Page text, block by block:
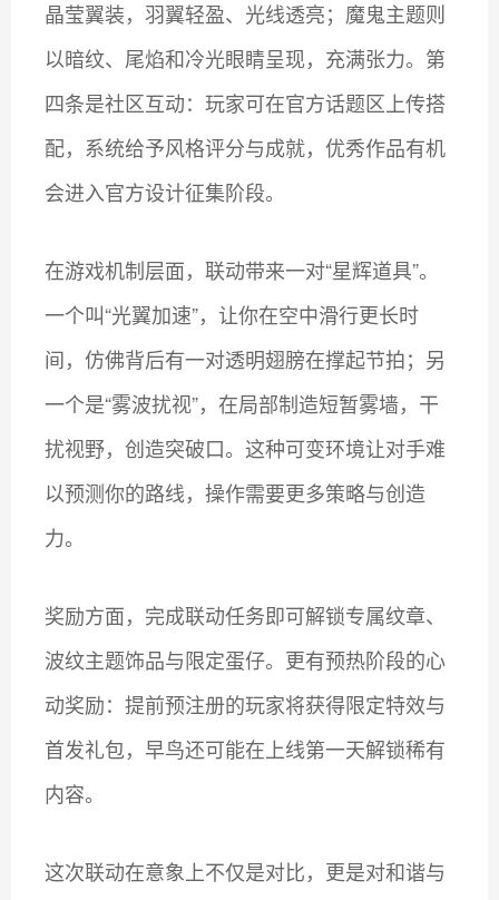
晶莹翼装，羽翼轻盈、光线透亮；魔鬼主题则
以暗纹、尾焰和冷光眼睛呈现，充满张力。第
四条是社区互动：玩家可在官方话题区上传搭
配，系统给予风格评分与成就，优秀作品有机
会进入官方设计征集阶段。
在游戏机制层面，联动带来一对“星辉道具”。
一个叫“光翼加速”，让你在空中滑行更长时
间，仿佛背后有一对透明翅膀在撑起节拍；另
一个是“雾波扰视”，在局部制造短暂雾墙，干
扰视野，创造突破口。这种可变环境让对手难
以预测你的路线，操作需要更多策略与创造
力。
奖励方面，完成联动任务即可解锁专属纹章、
波纹主题饰品与限定蛋仔。更有预热阶段的心
动奖励：提前预注册的玩家将获得限定特效与
首发礼包，早鸟还可能在上线第一天解锁稀有
内容。
这次联动在意象上不仅是对比，更是对和谐与